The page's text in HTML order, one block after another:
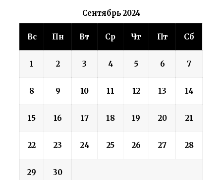
Сентябрь 2024
Вс Пн Вт Ср Чт Пт Сб
1 2 3 4 5 6 7
8 9 10 11 12 13 14
15 16 17 18 19 20 21
22 23 24 25 26 27 28
29 30